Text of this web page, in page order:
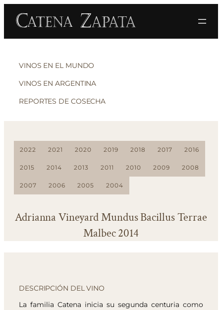
VINOS EN EL MUNDO
VINOS EN ARGENTINA
REPORTES DE COSECHA
2022 2021 2020 2019 2018 2017 2016
2015 2014 2013 2011 2010 2009 2008
2007 2006 2005 2004
Adrianna Vineyard Mundus Bacillus Terrae
Malbec 2014
DESCRIPCIÓN DEL VINO
La familia Catena inicia su segunda centuria como